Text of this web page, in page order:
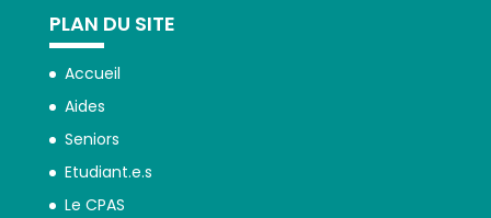
PLAN DU SITE
Accueil
Aides
Seniors
Etudiant.e.s
Le CPAS